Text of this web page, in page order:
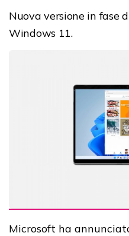
Nuova versione in fase
Windows 11.
Microsoft ha